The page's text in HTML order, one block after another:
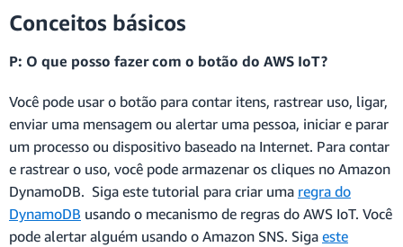
Conceitos básicos
P: O que posso fazer com o botão do AWS IoT?
Você pode usar o botão para contar itens, rastrear uso, ligar,
enviar uma mensagem ou alertar uma pessoa, iniciar e parar
um processo ou dispositivo baseado na Internet. Para contar
e rastrear o uso, você pode armazenar os cliques no Amazon
DynamoDB. Siga este tutorial para criar uma regra do
DynamoDB usando o mecanismo de regras do AWS IoT. Você
pode alertar alguém usando o Amazon SNS. Siga este